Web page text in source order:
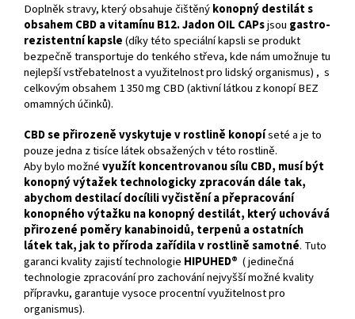
Doplněk stravy, který obsahuje čištěnýkonopný destilát s
obsahem CBD a vitamínu B12. Jadon OIL CAPsjsou gastro-
rezistentní kapsle(díky této speciální kapsli se produkt
bezpečně transportuje do tenkého střeva, kde nám umožnuje tu
nejlepší vstřebatelnost a využitelnost pro lidský organismus) , s
celkovým obsahem 1 350 mg CBD (aktivní látkou z konopí BEZ
omamných účinků).
CBD se přirozeně vyskytuje v rostlině konopíseté a je to
pouze jedna z tisíce látek obsažených v této rostlině.
Aby bylo možnévyužít koncentrovanou sílu CBD, musí být
konopný výtažek technologicky zpracován dále tak,
abychom destilací docílili vyčistění a přepracování
konopného výtažku na konopný destilát, který uchovává
přirozené poměry kanabinoidů, terpenů a ostatních
látek tak, jak to příroda zařídila v rostlině samotné. Tuto
garanci kvality zajistí technologie HIPUHED® ( jedinečná
technologie zpracování pro zachování nejvyšší možné kvality
přípravku, garantuje vysoce procentní využitelnost pro
organismus).